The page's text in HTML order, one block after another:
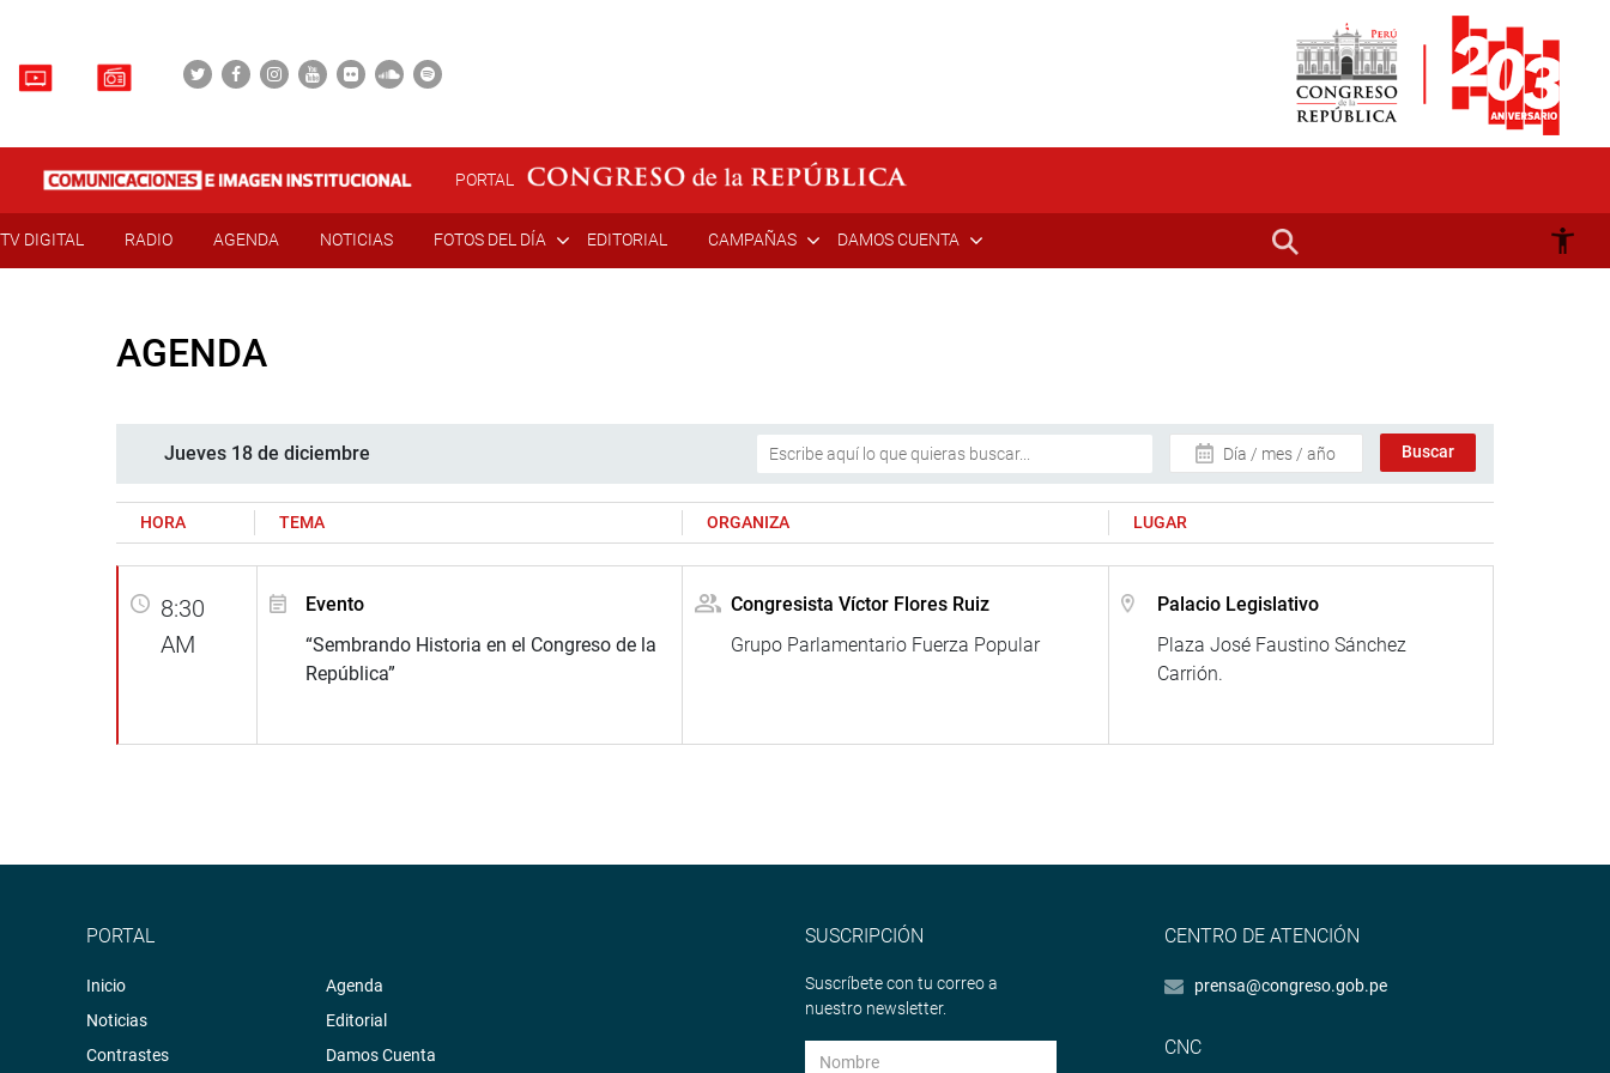
PORTAL
TV DIGITAL RADIO AGENDA NOTICIAS FOTOS DEL DÍA EDITORIAL CAMPAÑAS DAMOS CUENTA
AGENDA
Jueves 18 de diciembre Día / mes / año
HORA TEMA ORGANIZA LUGAR
8:30
AM
Evento
“Sembrando Historia en el Congreso de la
República”
Congresista Víctor Flores Ruiz
Grupo Parlamentario Fuerza Popular
Palacio Legislativo
Plaza José Faustino Sánchez
Carrión.
PORTAL
Inicio
Noticias
Contrastes
Agenda
Editorial
Damos Cuenta
SUSCRIPCIÓN
Suscríbete con tu correo a
nuestro newsletter.
CENTRO DE ATENCIÓN
prensa@congreso.gob.pe
CNC